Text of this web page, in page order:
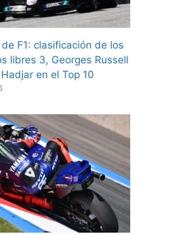
F1: clasificación de los
libres 3, Georges Russell
en el Top 10